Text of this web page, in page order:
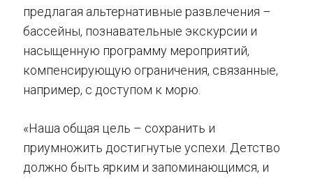
предлагая альтернативные развлечения –
бассейны, познавательные экскурсии и
насыщенную программу мероприятий,
компенсирующую ограничения, связанные,
например, с доступом к морю.
«Наша общая цель – сохранить и
приумножить достигнутые успехи. Детство
должно быть ярким и запоминающимся, и